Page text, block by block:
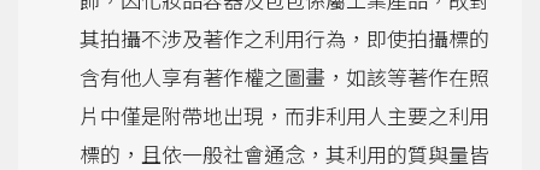
其拍攝不涉及著作之利用行為，即使拍攝標的
含有他人享有著作權之圖畫，如該等著作在照
片中僅是附帶地出現，而非利用人主要之利用
標的，且依一般社會通念，其利用的質與量皆